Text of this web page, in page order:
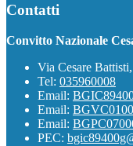
Contatti
Convitto Nazionale
Via Cesare
Tel: 035960008
Email:
Email:
Email:
PEC: